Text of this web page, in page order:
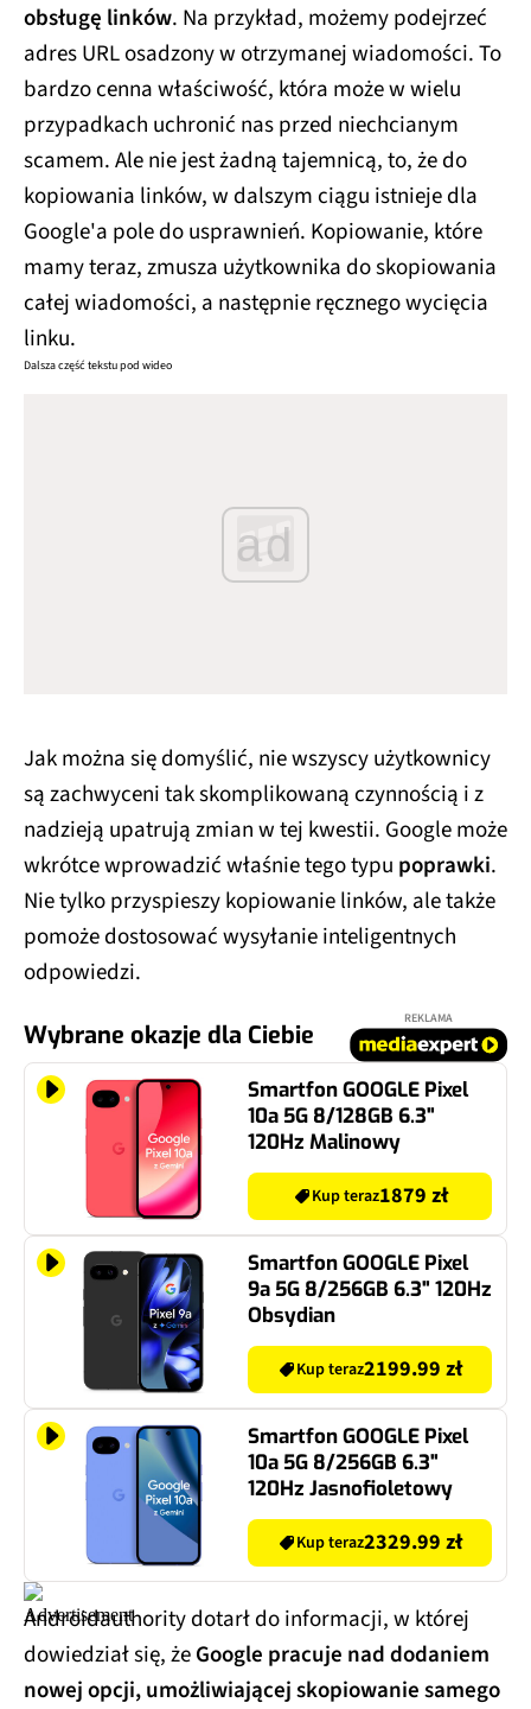
obsługę linków. Na przykład, możemy podejrzeć
adres URL osadzony w otrzymanej wiadomości. To
bardzo cenna właściwość, która może w wielu
przypadkach uchronić nas przed niechcianym
scamem. Ale nie jest żadną tajemnicą, to, że do
kopiowania linków, w dalszym ciągu istnieje dla
Google'a pole do usprawnień. Kopiowanie, które
mamy teraz, zmusza użytkownika do skopiowania
całej wiadomości, a następnie ręcznego wycięcia
linku.
Dalsza część tekstu pod wideo
ad
Jak można się domyślić, nie wszyscy użytkownicy
są zachwyceni tak skomplikowaną czynnością i z
nadzieją upatrują zmian w tej kwestii. Google może
wkrótce wprowadzić właśnie tego typu poprawki.
Nie tylko przyspieszy kopiowanie linków, ale także
pomoże dostosować wysyłanie inteligentnych
odpowiedzi.
Wybrane okazje dla Ciebie
REKLAMA
Smartfon GOOGLE Pixel
10a 5G 8/128GB 6.3"
120Hz Malinowy
Kup teraz1879 zł
Smartfon GOOGLE Pixel
9a 5G 8/256GB 6.3" 120Hz
Obsydian
Kup teraz2199.99 zł
Smartfon GOOGLE Pixel
10a 5G 8/256GB 6.3"
120Hz Jasnofioletowy
Kup teraz2329.99 zł
Androidauthority dotarł do informacji, w której
dowiedział się, żeGoogle pracuje nad dodaniem
nowej opcji, umożliwiającej skopiowanie samego